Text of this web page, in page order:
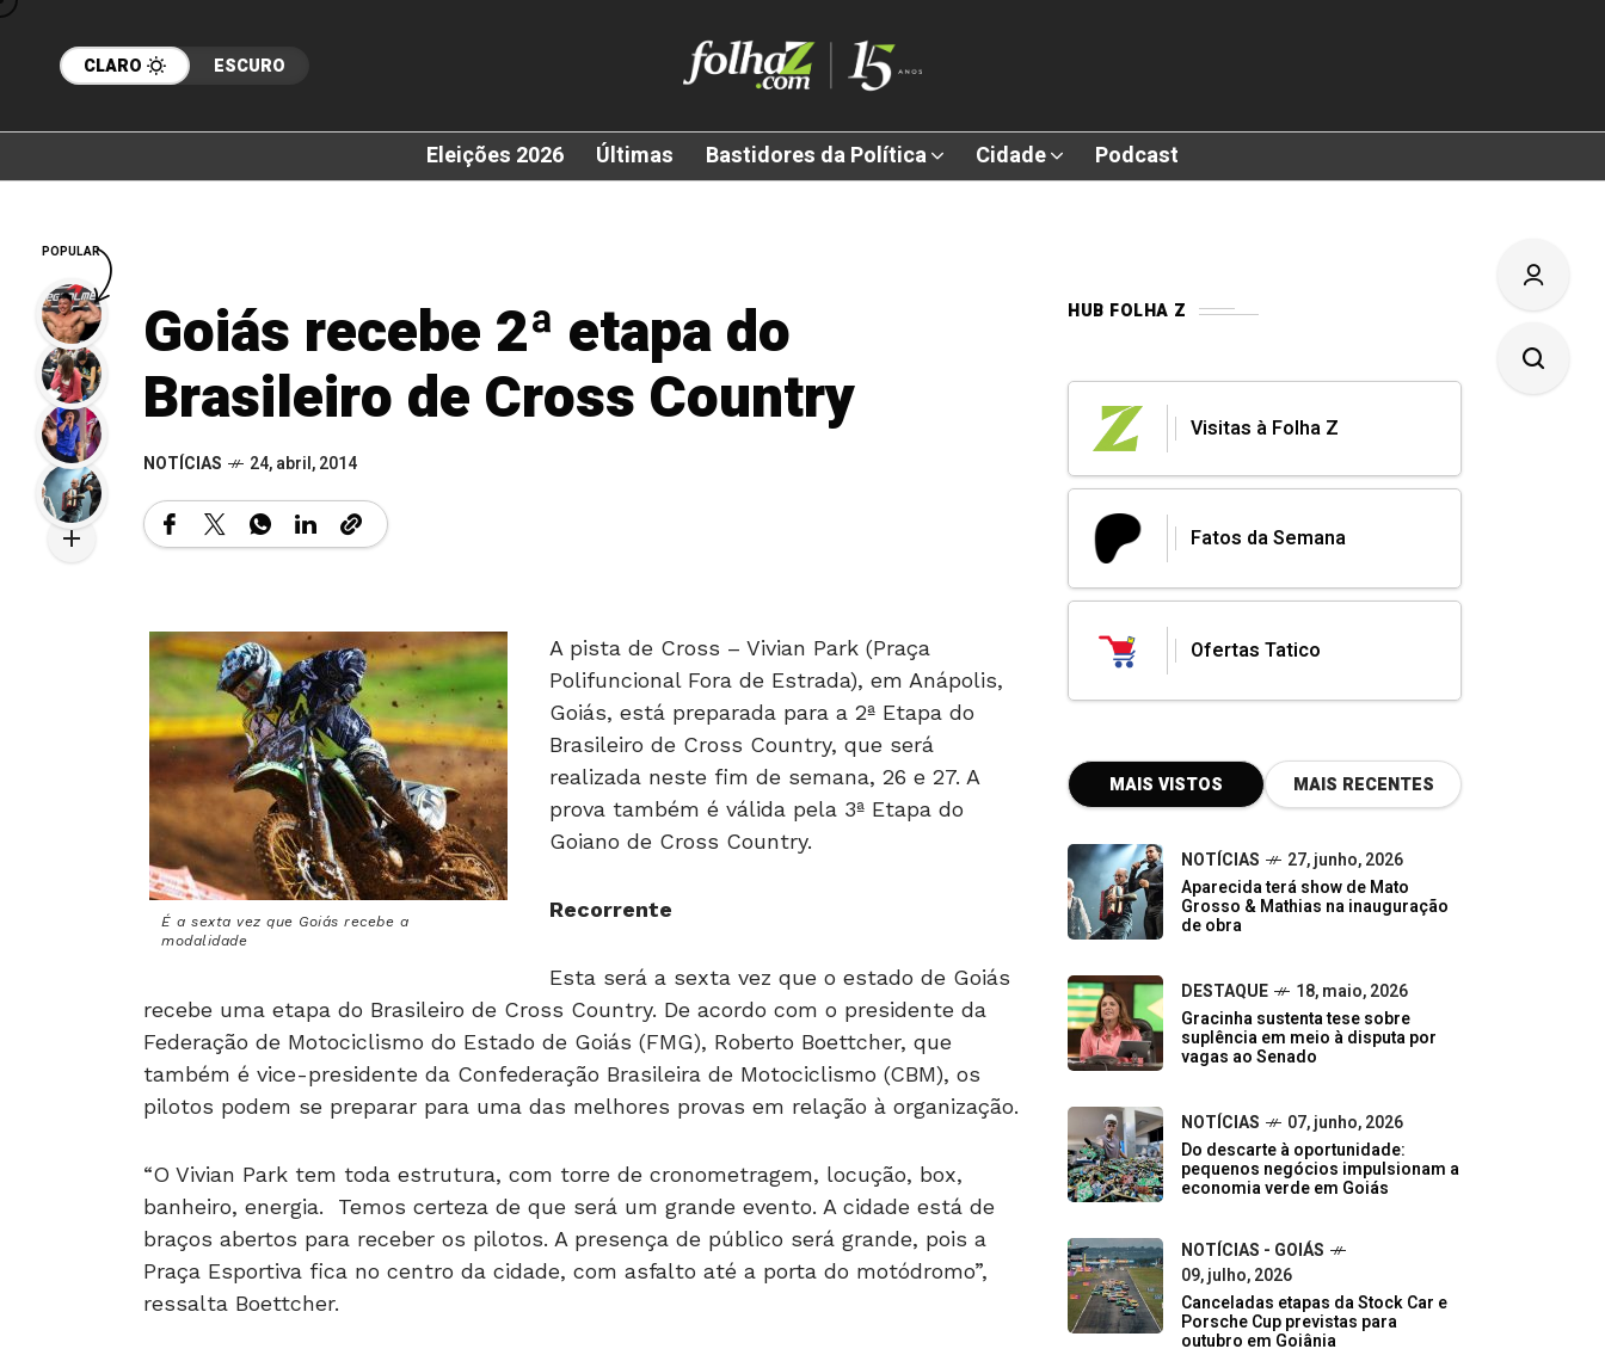
CLARO ESCURO
Eleições 2026 Últimas Bastidores da Política Cidade Podcast
Goiás recebe 2ª etapa do
Brasileiro de Cross Country
NOTÍCIAS 24, abril, 2014
É a sexta vez que Goiás recebe a
modalidade
A pista de Cross – Vivian Park (Praça
Polifuncional Fora de Estrada), em Anápolis,
Goiás, está preparada para a 2ª Etapa do
Brasileiro de Cross Country, que será
realizada neste fim de semana, 26 e 27. A
prova também é válida pela 3ª Etapa do
Goiano de Cross Country.
Recorrente
Esta será a sexta vez que o estado de Goiás
recebe uma etapa do Brasileiro de Cross Country. De acordo com o presidente da
Federação de Motociclismo do Estado de Goiás (FMG), Roberto Boettcher, que
também é vice-presidente da Confederação Brasileira de Motociclismo (CBM), os
pilotos podem se preparar para uma das melhores provas em relação à organização.
“O Vivian Park tem toda estrutura, com torre de cronometragem, locução, box,
banheiro, energia. Temos certeza de que será um grande evento. A cidade está de
braços abertos para receber os pilotos. A presença de público será grande, pois a
Praça Esportiva fica no centro da cidade, com asfalto até a porta do motódromo”,
ressalta Boettcher.
HUB FOLHA Z
Visitas à Folha Z
Fatos da Semana
Ofertas Tatico
MAIS VISTOS MAIS RECENTES
NOTÍCIAS
27, junho, 2026
Aparecida terá show de Mato
Grosso & Mathias na inauguração
de obra
DESTAQUE
18, maio, 2026
Gracinha sustenta tese sobre
suplência em meio à disputa por
vagas ao Senado
NOTÍCIAS
07, junho, 2026
Do descarte à oportunidade:
pequenos negócios impulsionam a
economia verde em Goiás
NOTÍCIAS - GOIÁS
09, julho, 2026
Canceladas etapas da Stock Car e
Porsche Cup previstas para
outubro em Goiânia
POPULAR